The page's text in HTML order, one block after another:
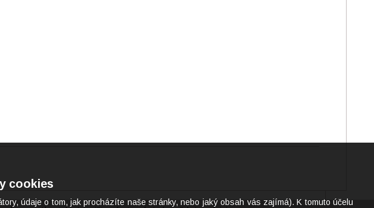
cookies
údaje o tom, jak procházíte naše stránky, nebo jaký obsah vás zajímá). K tomuto účelu